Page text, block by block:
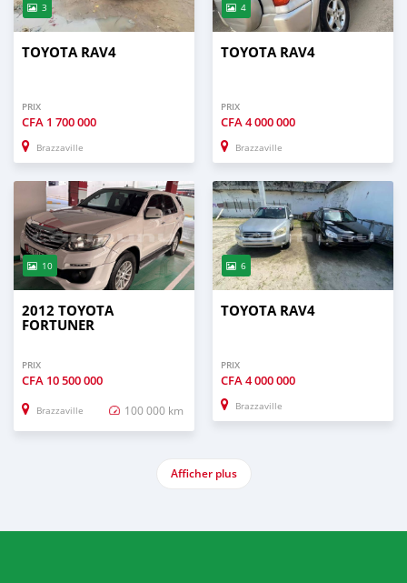
3
TOYOTA RAV4
PRIX
CFA 1 700 000
Brazzaville
4
TOYOTA RAV4
PRIX
CFA4 000 000
Brazzaville
10
2012 TOYOTA
FORTUNER
PRIX
CFA 10 500 000
Brazzaville 100 000 km
6
TOYOTA RAV4
PRIX
CFA4 000 000
Brazzaville
Afficher plus